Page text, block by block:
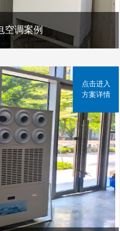
空调案例
点击进入
方案详情